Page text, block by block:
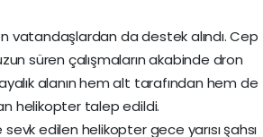
vatandaşlardan da destek alındı. Cep
süren çalışmaların akabinde dron
alanın hem alt tarafından hem de
helikopter talep edildi.
edilen helikopter gece yarısı şahsı